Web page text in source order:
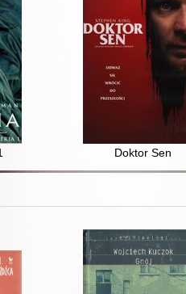
Doktor Sen